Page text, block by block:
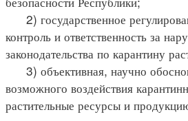
2) государственное
контроль и ответственность за
законодательства по карантину
3) объективная, научно
возможного воздействия
растительные ресурсы и